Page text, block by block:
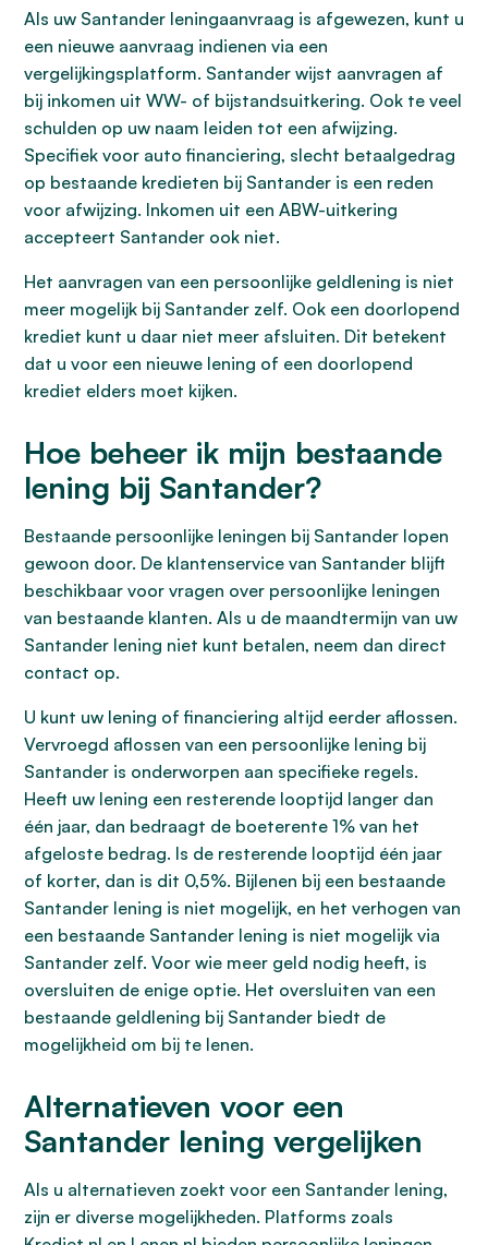
Als uw Santander leningaanvraag is afgewezen, kunt u
een nieuwe aanvraag indienen via een
vergelijkingsplatform. Santander wijst aanvragen af
bij inkomen uit WW- of bijstandsuitkering. Ook te veel
schulden op uw naam leiden tot een afwijzing.
Specifiek voor auto financiering, slecht betaalgedrag
op bestaande kredieten bij Santander is een reden
voor afwijzing. Inkomen uit een ABW-uitkering
accepteert Santander ook niet.
Het aanvragen van een persoonlijke geldlening is niet
meer mogelijk bij Santander zelf. Ook een doorlopend
krediet kunt u daar niet meer afsluiten. Dit betekent
dat u voor een nieuwe lening of een doorlopend
krediet elders moet kijken.
Hoe beheer ik mijn bestaande
lening bij Santander?
Bestaande persoonlijke leningen bij Santander lopen
gewoon door. De klantenservice van Santander blijft
beschikbaar voor vragen over persoonlijke leningen
van bestaande klanten. Als u de maandtermijn van uw
Santander lening niet kunt betalen, neem dan direct
contact op.
U kunt uw lening of financiering altijd eerder aflossen.
Vervroegd aflossen van een persoonlijke lening bij
Santander is onderworpen aan specifieke regels.
Heeft uw lening een resterende looptijd langer dan
één jaar, dan bedraagt de boeterente 1% van het
afgeloste bedrag. Is de resterende looptijd één jaar
of korter, dan is dit 0,5%. Bijlenen bij een bestaande
Santander lening is niet mogelijk, en het verhogen van
een bestaande Santander lening is niet mogelijk via
Santander zelf. Voor wie meer geld nodig heeft, is
oversluiten de enige optie. Het oversluiten van een
bestaande geldlening bij Santander biedt de
mogelijkheid om bij te lenen.
Alternatieven voor een
Santander lening vergelijken
Als u alternatieven zoekt voor een Santander lening,
zijn er diverse mogelijkheden. Platforms zoals